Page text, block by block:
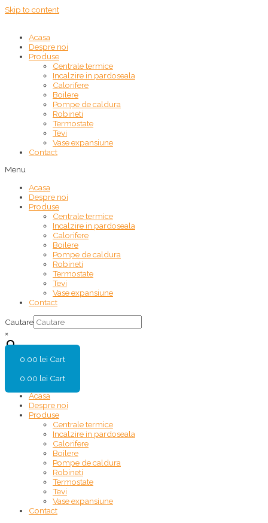
Skip to content
Acasa
Despre noi
Produse
Centrale termice
Incalzire in pardoseala
Calorifere
Boilere
Pompe de caldura
Robineti
Termostate
Tevi
Vase expansiune
Contact
Menu
Acasa
Despre noi
Produse
Centrale termice
Incalzire in pardoseala
Calorifere
Boilere
Pompe de caldura
Robineti
Termostate
Tevi
Vase expansiune
Contact
Cautare
×
0.00 lei Cart
0.00 lei Cart
Acasa
Despre noi
Produse
Centrale termice
Incalzire in pardoseala
Calorifere
Boilere
Pompe de caldura
Robineti
Termostate
Tevi
Vase expansiune
Contact